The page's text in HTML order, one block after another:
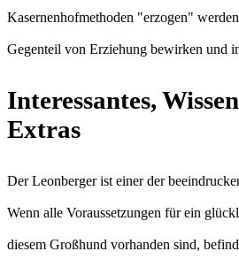
Kasernenhofmethoden "erzogen"
Gegenteil von Erziehung bewirken und
Interessantes,
Extras
Der Leonberger ist einer der
Wenn alle Voraussetzungen für ein
diesem Großhund vorhanden sind,